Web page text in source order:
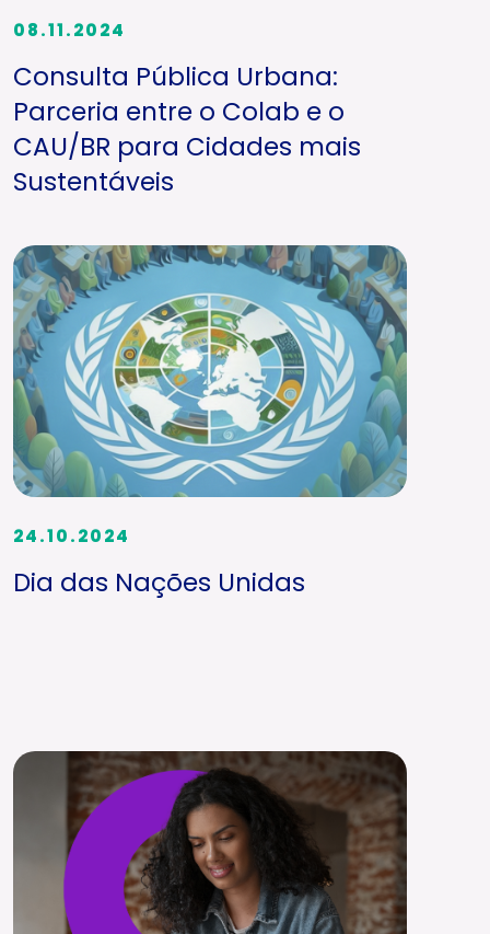
08.11.2024
Consulta Pública Urbana:
Parceria entre o Colab e o
CAU/BR para Cidades mais
Sustentáveis
24.10.2024
Dia das Nações Unidas